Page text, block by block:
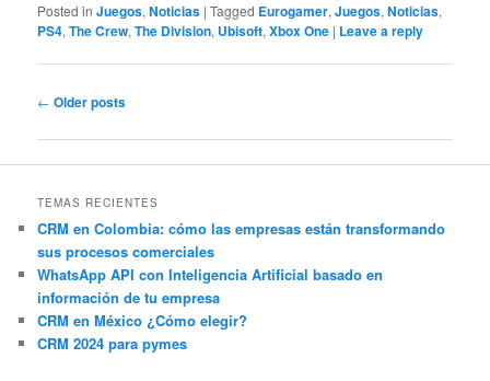
Posted in Juegos,Noticias |Tagged Eurogamer,Juegos,Noticias,
PS4,The Crew,The Division, Ubisoft,Xbox One | Leave a reply
Post
← Older posts
TEMAS RECIENTES
CRM en Colombia: cómo las empresas están transformando
sus procesos comerciales
WhatsApp API con Inteligencia Artificial basado en
información de tu empresa
CRM en México ¿Cómo elegir?
CRM 2024 para pymes